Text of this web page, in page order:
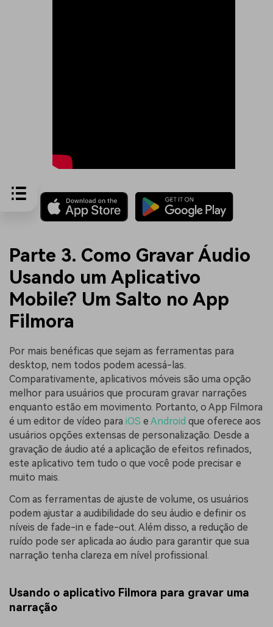
Parte 3. Como Gravar Áudio
Usando um Aplicativo
Mobile? Um Salto no App
Filmora
Por mais benéficas que sejam as ferramentas para
desktop, nem todos podem acessá-las.
Comparativamente, aplicativos móveis são uma opção
melhor para usuários que procuram gravar narrações
enquanto estão em movimento. Portanto, o App Filmora
é um editor de vídeo para iOS e Android que oferece aos
usuários opções extensas de personalização. Desde a
gravação de áudio até a aplicação de efeitos refinados,
este aplicativo tem tudo o que você pode precisar e
muito mais.
Com as ferramentas de ajuste de volume, os usuários
podem ajustar a audibilidade do seu áudio e definir os
níveis de fade-in e fade-out. Além disso, a redução de
ruído pode ser aplicada ao áudio para garantir que sua
narração tenha clareza em nível profissional.
Usando o aplicativo Filmora para gravar uma
narração